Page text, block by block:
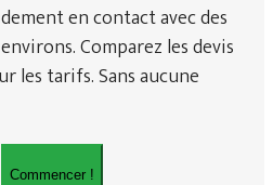
en contact avec des
Comparez les devis
les tarifs. Sans aucune
Commencer !